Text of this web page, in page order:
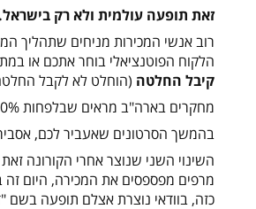
זאת תופעה עולמית ולא רק בישראל.
הלקוח הפוטנציאלי בוחר אתכם או
קיבל החלטה (הוחלט לא לקבל
מחקרים בארה"ב מראים שבלפחות 40% מהעסקאות שלא נסגרות
בהמשך הסרטונים שאעביר לכם,
השינוי השני שנוצר אחרי הקורונה
מרפים מפספסים את המכירה, היום זה
כזה, בוודאי נוצרת אצלם תופעה בשם